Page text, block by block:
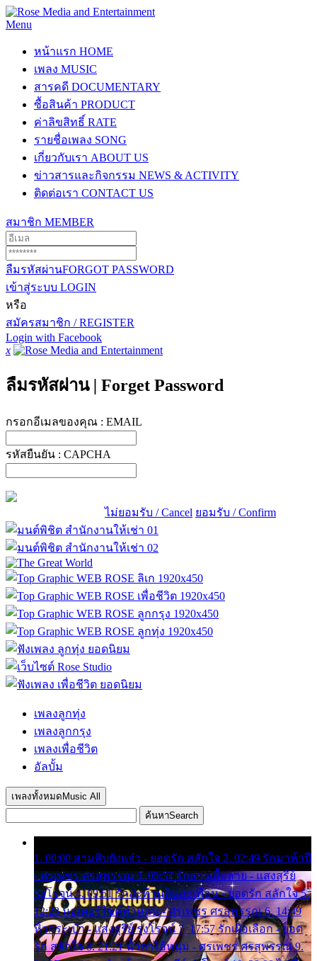
Menu
หน้าแรก HOME
เพลง MUSIC
สารคดี DOCUMENTARY
ซื้อสินค้า PRODUCT
ค่าลิขสิทธิ์ RATE
รายชื่อเพลง SONG
เกี่ยวกับเรา ABOUT US
ข่าวสารและกิจกรรม NEWS & ACTIVITY
ติดต่อเรา CONTACT US
สมาชิก MEMBER
ลืมรหัสผ่านFORGOT PASSWORD
เข้าสู่ระบบ LOGIN
หรือ
สมัครสมาชิก / REGISTER
Login with Facebook
x
ลืมรหัสผ่าน | Forget Password
กรอกอีเมลของคุณ : EMAIL
รหัสยืนยัน : CAPCHA
ไม่ยอมรับ / Cancel ยอมรับ / Confirm
เพลงลูกทุ่ง
เพลงลูกกรุง
เพลงเพื่อชีวิต
อัลบั้ม
เพลงทั้งหมด Music All
ค้นหาSearch
1. 00:00 สามสิบยังแจ๋ว - ยอดรัก สลักใจ 2. 02:49 รักมาห้าปี
- ศรเพชร ศรสุพรรณ 3. 05:57 รักสาวเสื้อลาย - แสงสุรีย์
รุ่งโรจน์ 4. 09:51 รักสะท้านดินสะเทือน - ยอดรัก สลักใจ 5.
12:23 มอเตอร์ไซค์ทำหล่น - ศรเพชร ศรสุพรรณ 6. 14:49
หิ้วกระเป๋า - แสงสุรีย์ รุ่งโรจน์ 7. 17:57 รักเผื่อเลือก - ยอด
รัก สลักใจ 8. 21:21 น้ำตาไอ้หนุ่ม - ศรเพชร ศรสุพรรณ 9.